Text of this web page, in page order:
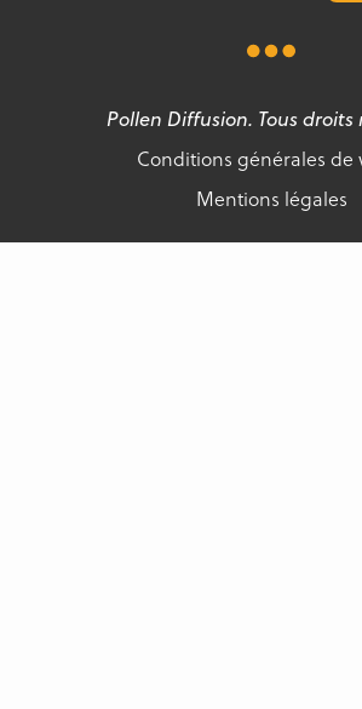
Pollen Diffusion. Tous droits
Conditions générales de
Mentions légales